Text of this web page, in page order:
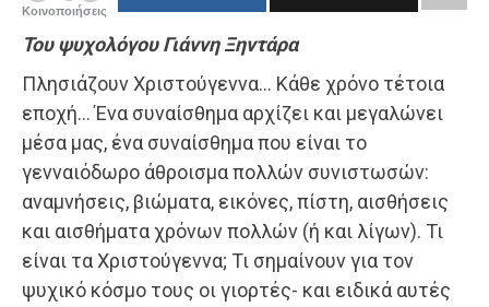
Κοινοποιήσεις
Του ψυχολόγου Γιάννη Ξηντάρα
Πλησιάζουν Χριστούγεννα… Κάθε χρόνο τέτοια
εποχή… Ένα συναίσθημα αρχίζει και μεγαλώνει
μέσα μας, ένα συναίσθημα που είναι το
γενναιόδωρο άθροισμα πολλών συνιστωσών:
αναμνήσεις, βιώματα, εικόνες, πίστη, αισθήσεις
και αισθήματα χρόνων πολλών (ή και λίγων). Τι
είναι τα Χριστούγεννα; Τι σημαίνουν για τον
ψυχικό κόσμο τους οι γιορτές- και ειδικά αυτές